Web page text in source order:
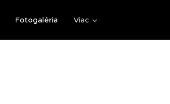
Fotogaléria Viac